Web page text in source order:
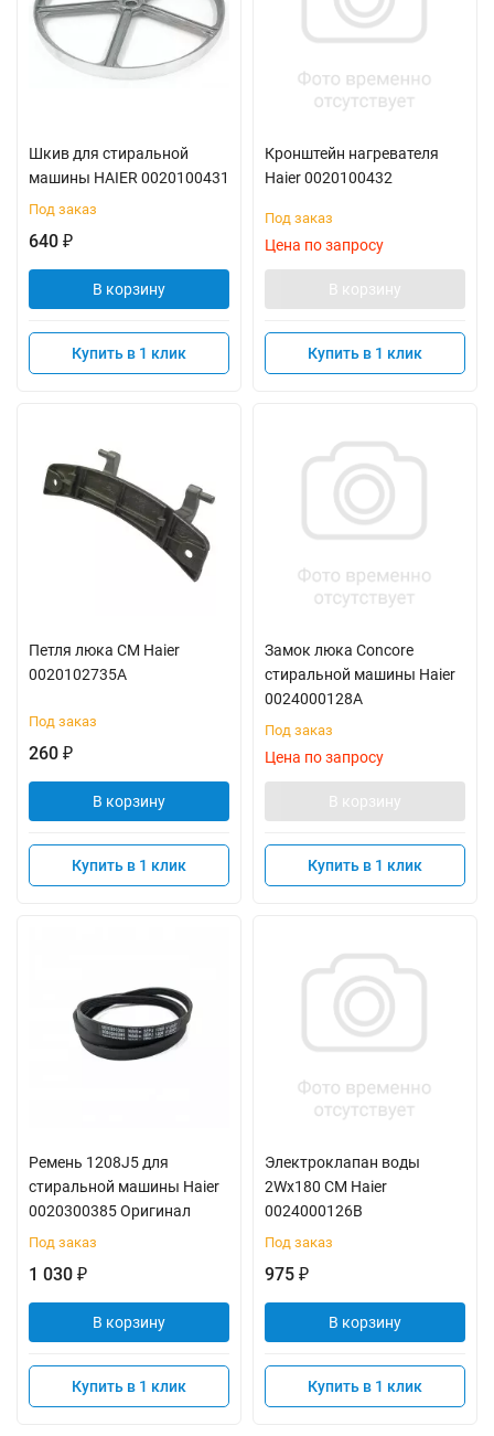
Шкив для стиральной
машины HAIER 0020100431
Под заказ
640 ₽
В корзину
Купить в 1 клик
Кронштейн нагревателя
Haier 0020100432
Под заказ
Цена по запросу
В корзину
Купить в 1 клик
Петля люка СМ Haier
0020102735A
Под заказ
260 ₽
В корзину
Купить в 1 клик
Замок люка Concore
стиральной машины Haier
0024000128A
Под заказ
Цена по запросу
В корзину
Купить в 1 клик
Ремень 1208J5 для
стиральной машины Haier
0020300385 Оригинал
Под заказ
1 030 ₽
В корзину
Купить в 1 клик
Электроклапан воды
2Wx180 СМ Haier
0024000126B
Под заказ
975 ₽
В корзину
Купить в 1 клик